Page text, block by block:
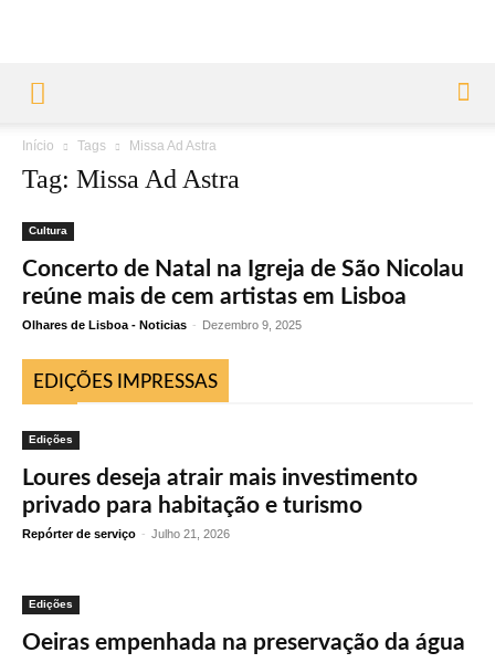
Início Tags Missa Ad Astra
Tag: Missa Ad Astra
Cultura
Concerto de Natal na Igreja de São Nicolau
reúne mais de cem artistas em Lisboa
Olhares de Lisboa - Noticias - Dezembro 9, 2025
EDIÇÕES IMPRESSAS
Edições
Loures deseja atrair mais investimento
privado para habitação e turismo
Repórter de serviço - Julho 21, 2026
Edições
Oeiras empenhada na preservação da água